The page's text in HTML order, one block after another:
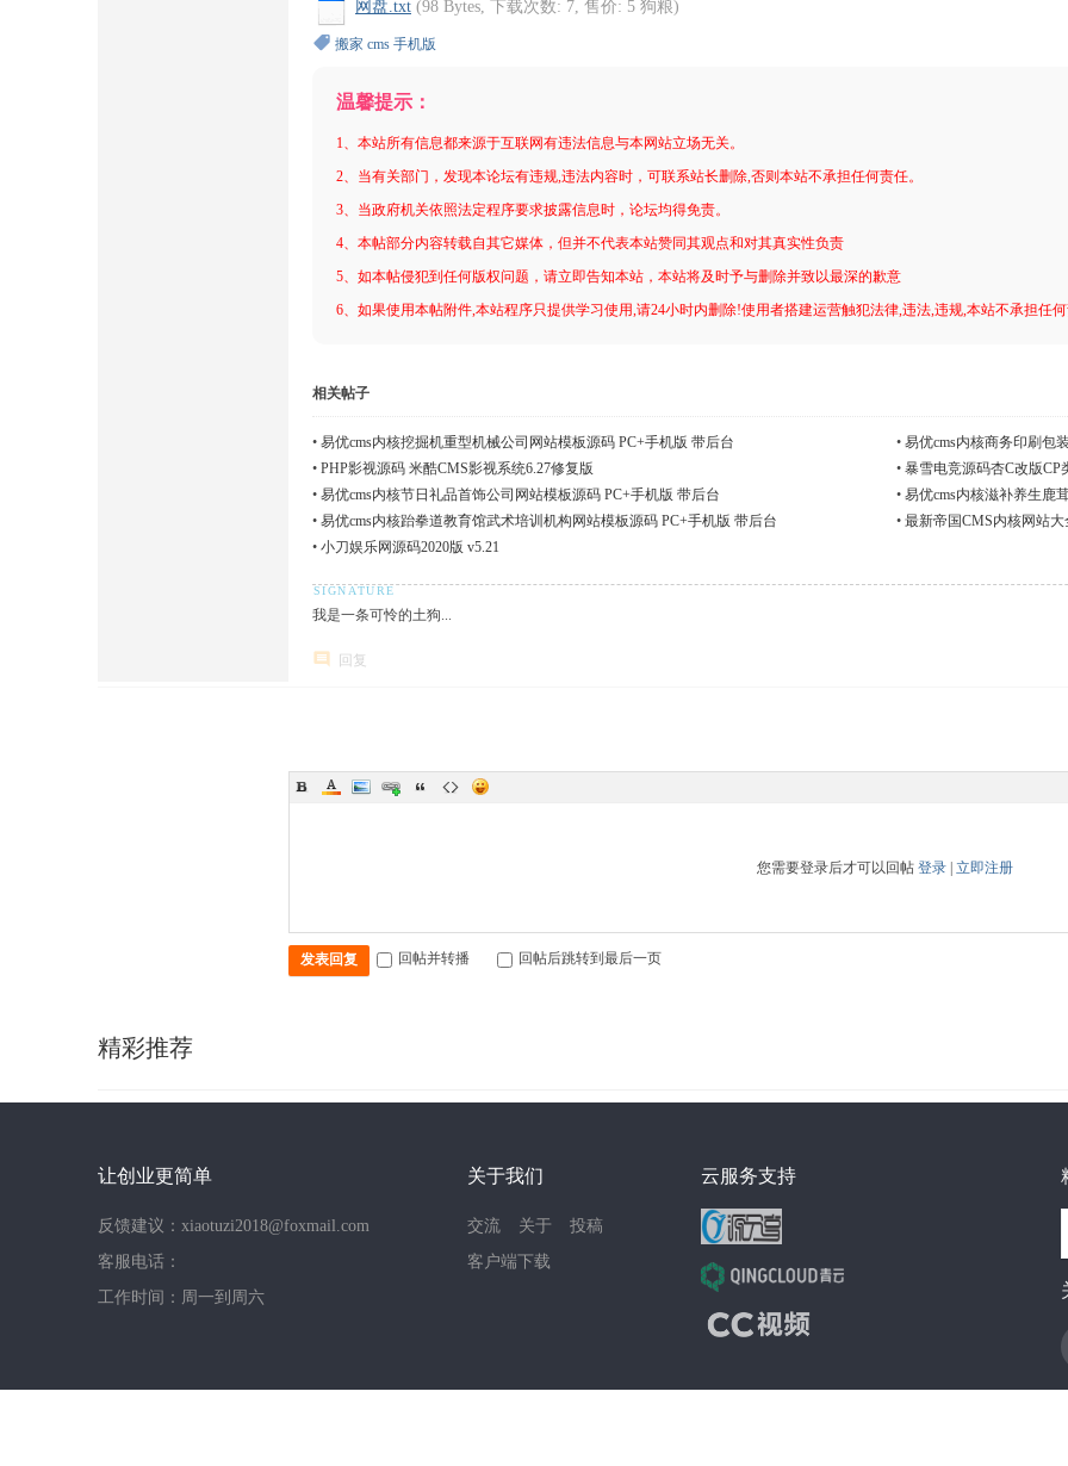
网盘.txt (98 Bytes, 下载次数: 7, 售价: 5 狗粮)
搬家 cms 手机版
温馨提示：
1、本站所有信息都来源于互联网有违法信息与本网站立场无关。
2、当有关部门，发现本论坛有违规,违法内容时，可联系站长删除,否则本站不承担任何责任。
3、当政府机关依照法定程序要求披露信息时，论坛均得免责。
4、本帖部分内容转载自其它媒体，但并不代表本站赞同其观点和对其真实性负责
5、如本帖侵犯到任何版权问题，请立即告知本站，本站将及时予与删除并致以最深的歉意
6、如果使用本帖附件,本站程序只提供学习使用,请24小时内删除!使用者搭建运营触犯法律,违法,违规,本站不承担任
相关帖子
• 易优cms内核挖掘机重型机械公司网站模板源码 PC+手机版 带后台 • 易优cms内核商务印刷包
• PHP影视源码 米酷CMS影视系统6.27修复版 • 暴雪电竞源码杏C改版CP
• 易优cms内核节日礼品首饰公司网站模板源码 PC+手机版 带后台 • 易优cms内核滋补养生鹿
• 易优cms内核跆拳道教育馆武术培训机构网站模板源码 PC+手机版 带后台 • 最新帝国CMS内核网站
• 小刀娱乐网源码2020版 v5.21
我是一条可怜的土狗...
回复
您需要登录后才可以回帖 登录| 立即注册
发表回复 回帖并转播 回帖后跳转到最后一页
精彩推荐
让创业更简单
反馈建议：xiaotuzi2018@foxmail.com
客服电话：
工作时间：周一到周六
关于我们
交流 关于
投稿
客户端下载
云服务支持